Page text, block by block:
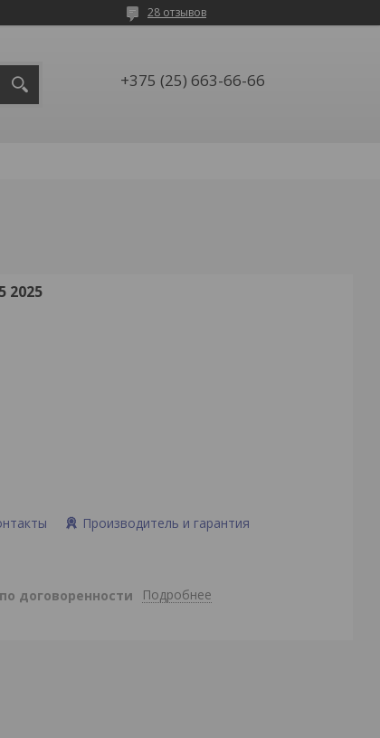
28 отзывов
+375 (25) 663-66-66
2025
Производитель и гарантия
по договоренности Подробнее